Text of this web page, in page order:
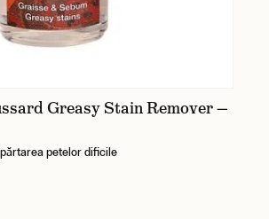
Greasy Stain Remover —
petelor dificile